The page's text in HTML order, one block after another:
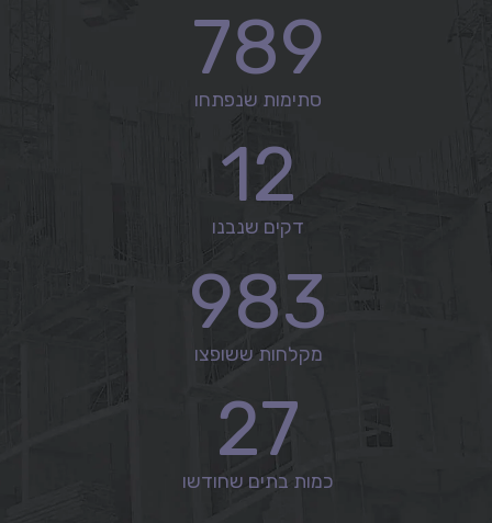
789
סתימות שנפתחו
12
דקים שנבנו
983
מקלחות ששופצו
27
כמות בתים שחודשו